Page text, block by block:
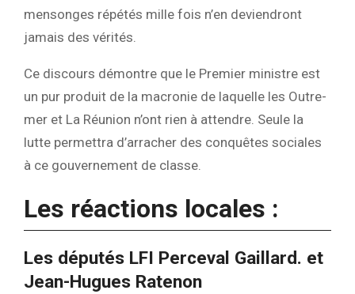
mensonges répétés mille fois n’en deviendront
jamais des vérités.
Ce discours démontre que le Premier ministre est
un pur produit de la macronie de laquelle les Outre-
mer et La Réunion n’ont rien à attendre. Seule la
lutte permettra d’arracher des conquêtes sociales
à ce gouvernement de classe.
Les réactions locales :
Les députés LFI Perceval Gaillard. et
Jean-Hugues Ratenon